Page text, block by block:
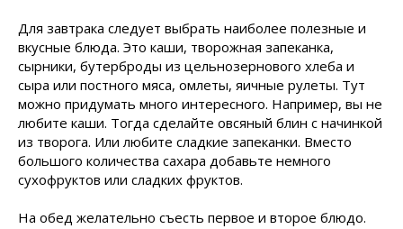
Для завтрака следует выбрать наиболее полезные и
вкусные блюда. Это каши, творожная запеканка,
сырники, бутерброды из цельнозернового хлеба и
сыра или постного мяса, омлеты, яичные рулеты. Тут
можно придумать много интересного. Например, вы не
любите каши. Тогда сделайте овсяный блин с начинкой
из творога. Или любите сладкие запеканки. Вместо
большого количества сахара добавьте немного
сухофруктов или сладких фруктов.
На обед желательно съесть первое и второе блюдо.